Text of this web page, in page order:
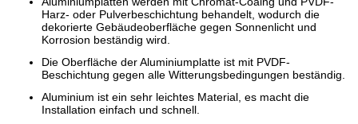
Harz- oder Pulverbeschichtung behandelt, wodurch die
dekorierte Gebäudeoberfläche gegen Sonnenlicht und
Korrosion beständig wird.
Die Oberfläche der Aluminiumplatte ist mit PVDF-
Beschichtung gegen alle Witterungsbedingungen beständig.
Aluminium ist ein sehr leichtes Material, es macht die
Installation einfach und schnell.